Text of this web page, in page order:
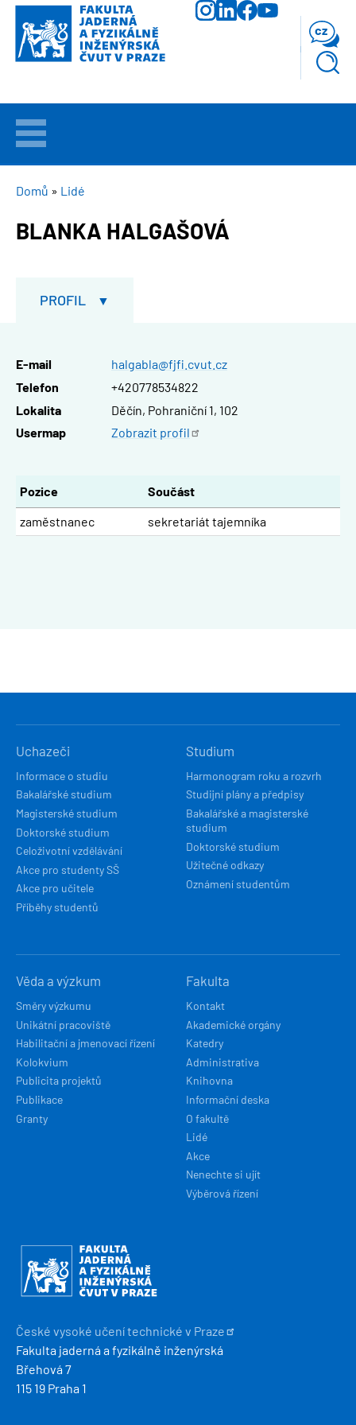
Přejít
hlavnímu
obsahu
VÍTEJTE
UCHAZEČI
STUDIUM
VÝZKUM
cz
DROBEČKOVÁ
Domů Lidé
BLANKA HALGAŠOVÁ
PROFIL
E-mail
halgabla@fjfi.cvut.cz
Telefon
+420778534822
Lokalita
Děčín, Pohraniční 1, 102
Usermap
Zobrazit profil
Pozice
Součást
zaměstnanec
sekretariát tajemníka
NAVIGACE
Uchazeči
Informace o studiu
Bakalářské studium
Magisterské studium
Doktorské studium
Celoživotní vzdělávání
Akce pro studenty SŠ
Akce pro učitele
Příběhy studentů
Studium
Harmonogram roku a rozvrh
Studijní plány a předpisy
Bakalářské a magisterské
studium
Doktorské studium
Užitečné odkazy
Oznámení studentům
Věda a výzkum
Směry výzkumu
Unikátní pracoviště
Habilitační a jmenovací řízení
Kolokvium
Publicita projektů
Publikace
Granty
Fakulta
Kontakt
Akademické orgány
Katedry
Administrativa
Knihovna
Informační deska
O fakultě
Lidé
Akce
Nenechte si ujít
Výběrová řízení
Obrázek
České vysoké učení technické v Praze
Fakulta jaderná a fyzikálně inženýrská
Břehová 7
115 19 Praha 1